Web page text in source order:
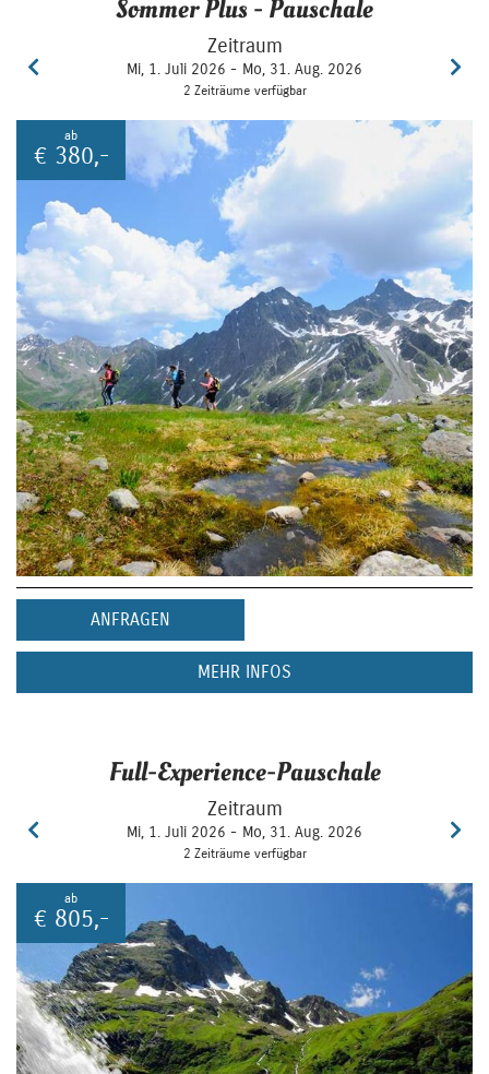
Sommer Plus - Pauschale
Zeitraum
Mi, 1. Juli 2026 - Mo, 31. Aug. 2026
2 Zeiträume verfügbar
ab
€ 380,-
ANFRAGEN
MEHR INFOS
Full-Experience-Pauschale
Zeitraum
Mi, 1. Juli 2026 - Mo, 31. Aug. 2026
2 Zeiträume verfügbar
ab
€ 805,-